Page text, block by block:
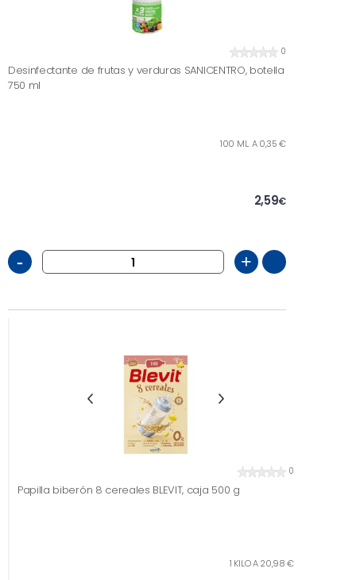
0
Desinfectante de frutas y verduras SANICENTRO, botella
750 ml
100 ML. A 0,35 €
2,59€
- +
0
Papilla biberón 8 cereales BLEVIT, caja 500 g
1 KILO A 20,98 €